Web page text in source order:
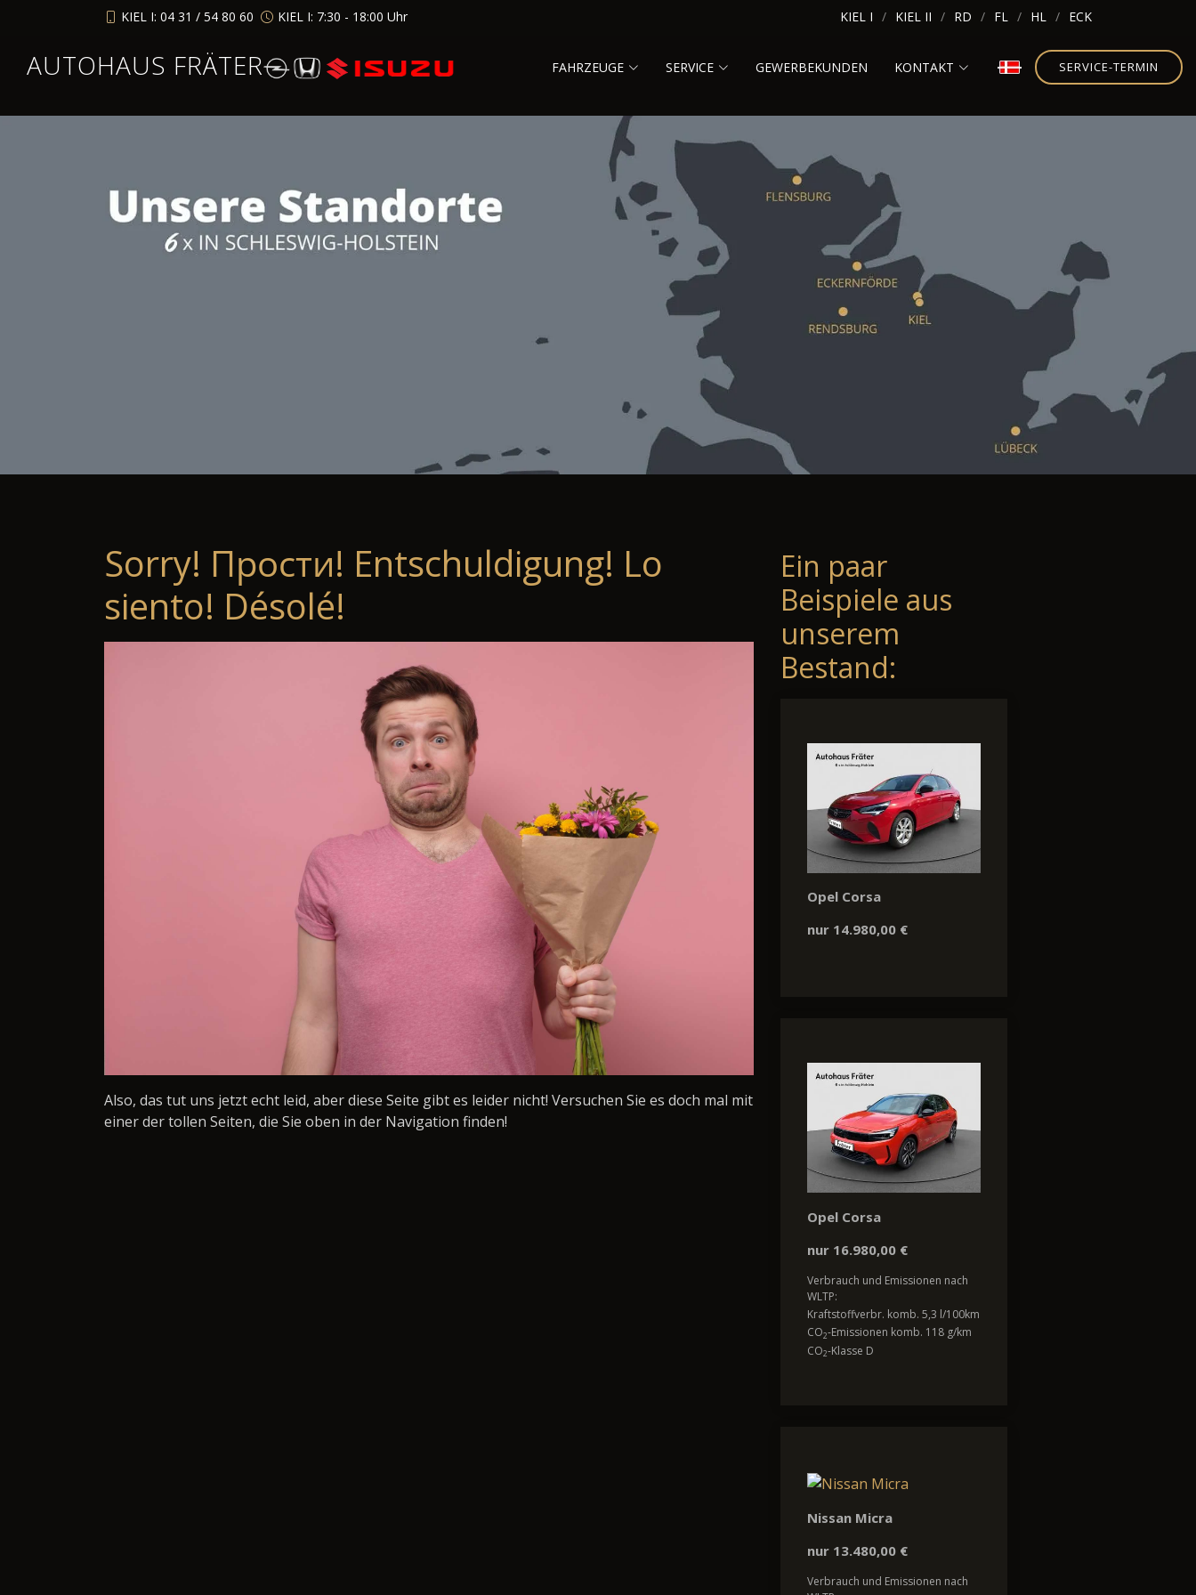
KIEL I: 04 31 / 54 80 60 KIEL I: 7:30 - 18:00 Uhr KIEL I KIEL II RD FL HL ECK
AUTOHAUS FRÄTER FAHRZEUGE SERVICE GEWERBEKUNDEN KONTAKT SERVICE-TERMIN
Sorry! Прости! Entschuldigung! Lo
siento! Désolé!
Also, das tut uns jetzt echt leid, aber diese Seite gibt es leider nicht! Versuchen Sie es doch mal mit
einer der tollen Seiten, die Sie oben in der Navigation finden!
Ein paar
Beispiele aus
unserem
Bestand:
Opel Corsa
nur 14.980,00 €
Opel Corsa
nur 16.980,00 €
Verbrauch und Emissionen nach
WLTP:
Kraftstoffverbr. komb. 5,3 l/100km
CO2-Emissionen komb. 118 g/km
CO2-Klasse D
Nissan Micra
nur 13.480,00 €
Verbrauch und Emissionen nach